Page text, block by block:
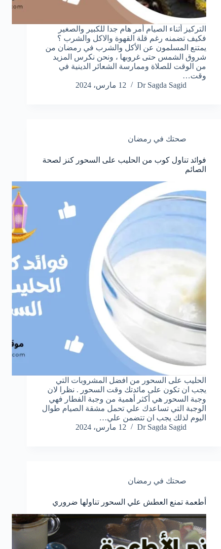
التركيز أثناء الصيام أمر هام جدا للكبير والصغير
فكيف تضمنه رغم قلة القهوة والاكل والشرب ؟
يمتنع المسلمون عن الأكل والشرب في رمضان من
شروق الشمس حتى غروبها ، ونحن نكرس المزيد
من الوقت للصلاة وممارسة الشعائر الدينية في
وقت…
Dr Sagda Sagid
12 مارس، 2024
صحتك في رمضان
فوائد تناول كوب من الحليب على السحور كنز لصحة
الصائم
الحليب على السحور من افضل المشروبات التي
يجب ان تكون على مائدتك وقت السحور . نظرا لان
وجبة السحور هي أكثر أهمية من وجبة الفطار فهي
الوجبة التي تساعدك علي تحمل مشقة الصيام طوال
اليوم لذلك يجب ان تتضمن علي…
Dr Sagda Sagid
12 مارس، 2024
صحتك في رمضان
أطعمة تمنع العطش علي السحور تناولها ضروري